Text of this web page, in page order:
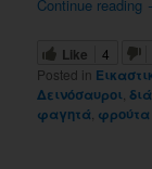
Continue reading
Like 4
Posted in
Δεινόσαυροι ,
φαγητά φρούτα